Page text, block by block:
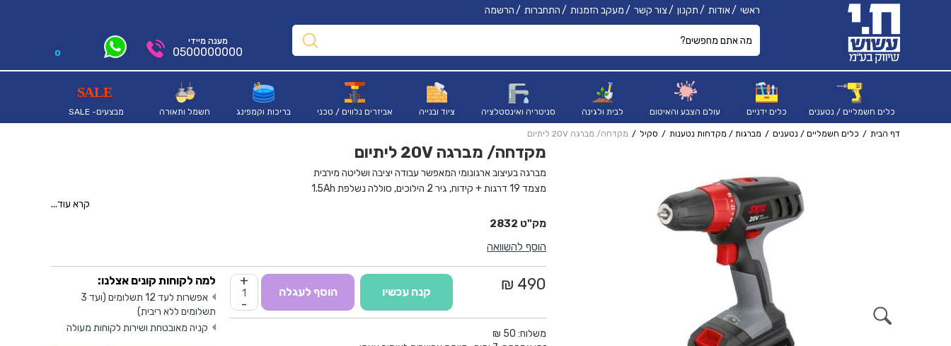
0
ראשי אודות תקנון צור קשר מעקב הזמנות התחברות הרשמה
כלים חשמליים / נטענים כלים ידניים עולם הצבע והאיטום לבית ולגינה סניטריה ואינסטלציה ציוד ובנייה אביזרים נלווים / טכני בריכות וקמפינג חשמל ותאורה מבצעים- SALE
מענה מיידי
0500000000
דף הבית כלים חשמליים / נטענים מברגות / מקדחות נטענות סקיל מקדחה/ מברגה 20V ליתיום
מקדחה/ מברגה 20V ליתיום
מברגה בעיצוב ארגונומי המאפשר עבודה יציבה ושליטה מירבית
מצמד 19 דרגות + קידוח, גיר 2 הילוכים, סוללה נשלפת 1.5Ah
קרא עוד...
הוסף להשוואה
490 ₪
-
+
הוסף לעגלה קנה עכשיו
משלוח: 50 ₪
למה לקוחות קונים אצלנו:
אפשרות לעד 12 תשלומים (ועד 3
תשלומים ללא ריבית)
קניה מאובטחת ושירות לקוחות מעולה